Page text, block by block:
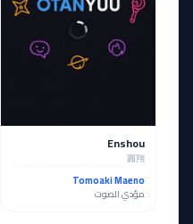
Enshou
圓翔
Tomoaki Maeno
مؤدي الصوت